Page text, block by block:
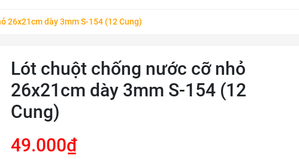
26x21cm dày 3mm S-154 (12 Cung)
Lót chuột chống nước cỡ nhỏ
26x21cm dày 3mm S-154 (12
Cung)
49.000₫